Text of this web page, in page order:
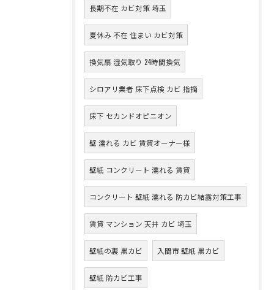
長期不在 カビ対策 埼玉
夏休み 不在 住まい カビ対策
換気扇 湿気取り 24時間換気
シロアリ業者 床下点検 カビ 指摘
床下 セカンドオピニオン
壁 濡れる カビ 賃貸オーナー様
壁紙 コンクリート 濡れる 賃貸
コンクリート 壁紙 濡れる 防カビ結露対策工事
賃貸 マンション 天井 カビ 埼玉
壁紙の裏 黒カビ 入間市 壁紙 黒カビ
壁紙 防カビ工事